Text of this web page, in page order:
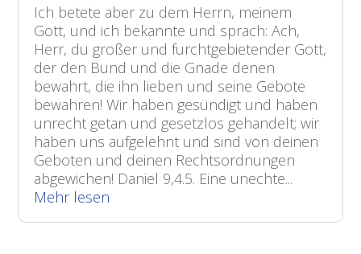
Ich betete aber zu dem Herrn, meinem
Gott, und ich bekannte und sprach: Ach,
Herr, du großer und furchtgebietender Gott,
der den Bund und die Gnade denen
bewahrt, die ihn lieben und seine Gebote
bewahren! Wir haben gesündigt und haben
unrecht getan und gesetzlos gehandelt; wir
haben uns aufgelehnt und sind von deinen
Geboten und deinen Rechtsordnungen
abgewichen! Daniel 9,4.5. Eine unechte...
Mehr lesen